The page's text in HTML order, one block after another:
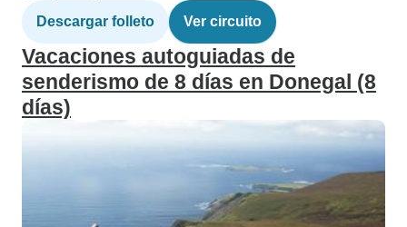
Descargar folleto Ver circuito
Vacaciones autoguiadas de
senderismo de 8 días en Donegal (8
días)